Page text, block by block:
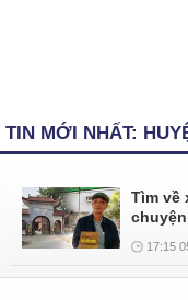
TIN MỚI NHẤT:
Tìm về
17:15